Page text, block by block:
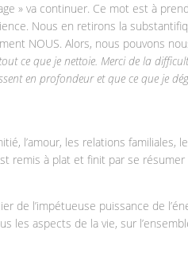
» va continuer. Ce mot est à
Nous en retirons la
NOUS. Alors, nous pouvons
ce que je nettoie. Merci de la
en profondeur et que ce que je
l’amour, les relations
remis à plat et finit par se résumer
de l’impétueuse puissance de
les aspects de la vie, sur